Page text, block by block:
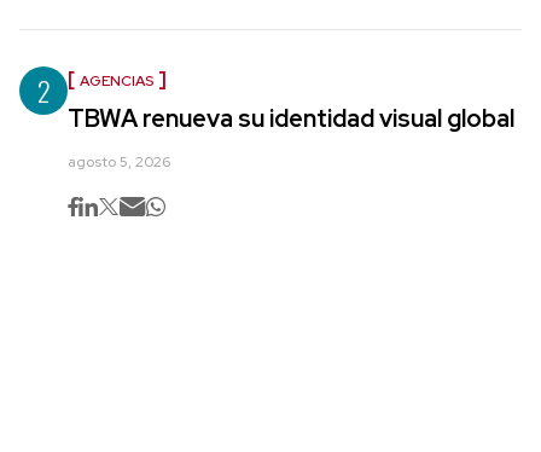
2 AGENCIAS
TBWA renueva su identidad visual global
agosto 5, 2026